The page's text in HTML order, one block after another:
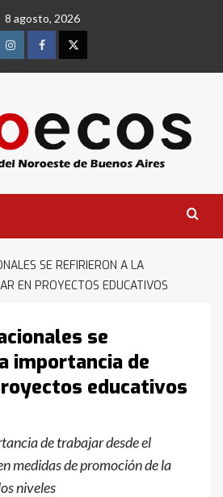
8 agosto, 2026
InstagramFacebookTwitter
SE REFIRIERON A LA
EN PROYECTOS EDUCATIVOS
se
importancia de
educativos
de trabajar desde el
medidas de promoción de la
niveles